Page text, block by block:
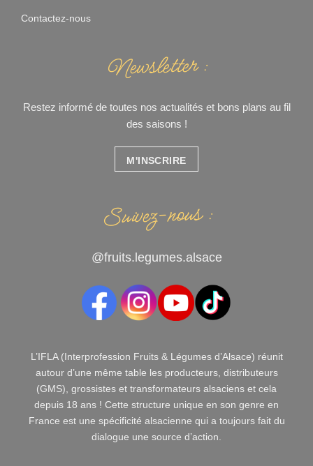
Contactez-nous
Newsletter :
Restez informé de toutes nos actualités et bons plans au fil
des saisons !
M'INSCRIRE
Suivez-nous :
@fruits.legumes.alsace
L’IFLA (Interprofession Fruits & Légumes d’Alsace) réunit
autour d’une même table les producteurs, distributeurs
(GMS), grossistes et transformateurs alsaciens et cela
depuis 18 ans ! Cette structure unique en son genre en
France est une spécificité alsacienne qui a toujours fait du
dialogue une source d’action.